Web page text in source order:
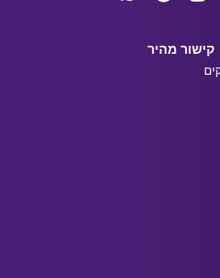
קישור מהיר